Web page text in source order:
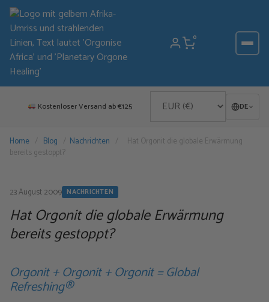
Zum
Inhalt
springen
0
Kostenloser Versand ab €125 DE
Home / Blog / Nachrichten /
Hat Orgonit die globale Erwärmung
bereits gestoppt?
23 August 2009 NACHRICHTEN
Hat Orgonit die globale Erwärmung
bereits gestoppt?
Orgonit + Orgonit + Orgonit = Global
Refreshing®